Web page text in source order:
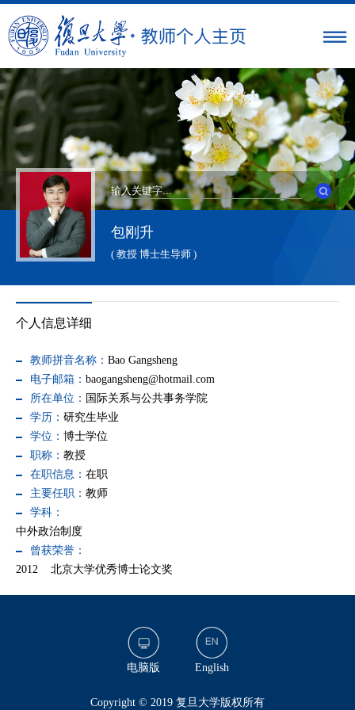
包刚升
( 教授 博士生导师 )
个人信息详细
教师拼音名称： Bao Gangsheng
电子邮箱： baogangsheng@hotmail.com
所在单位： 国际关系与公共事务学院
学历： 研究生毕业
学位： 博士学位
职称： 教授
在职信息： 在职
主要任职： 教师
学科：
中外政治制度
曾获荣誉：
2012 北京大学优秀博士论文奖
电脑版 English
​Copyright © 2019 复旦大学版权所有